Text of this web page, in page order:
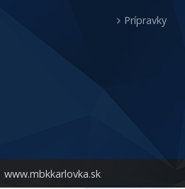
www.mbkkarlovka.sk
Prípravky